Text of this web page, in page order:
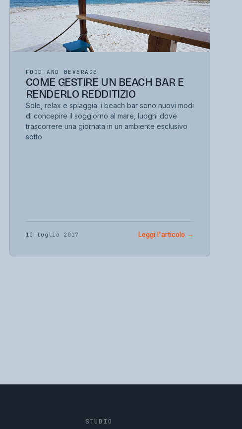
FOOD AND BEVERAGE
COME GESTIRE UN BEACH BAR E
RENDERLO REDDITIZIO
Sole, relax e spiaggia: i beach bar sono nuovi modi
di concepire il soggiorno al mare, luoghi dove
trascorrere una giornata in un ambiente esclusivo
sotto
10 luglio 2017 Leggi l'articolo →
STUDIO